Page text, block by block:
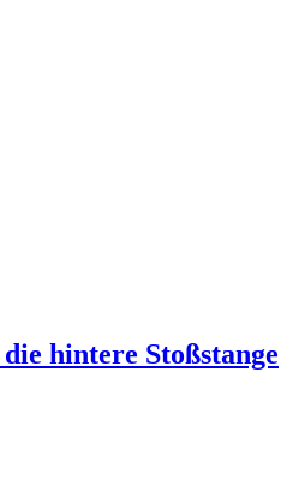
hintere Stoßstange